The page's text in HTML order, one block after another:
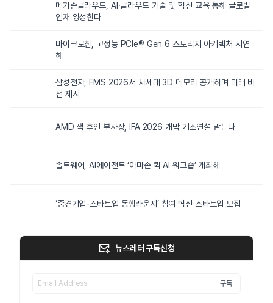
메가존클라우드, AI·클라우드 기술 및 혁신 교육 통해 글로벌
인재 양성한다
마이크로칩, 고성능 PCIe® Gen 6 스토리지 아키텍처 시연
해
삼성전자, FMS 2026서 차세대 3D 메모리 공개하며 미래 비
전 제시
AMD 잭 후인 부사장, IFA 2026 개막 기조연설 맡는다
솔트웨어, AI에이전트 ‘아마존 퀵 AI 워크숍’ 개최해
‘중견기업-스타트업 동행라운지’ 참여 혁신 스타트업 모집
뉴스레터 구독신청
구독